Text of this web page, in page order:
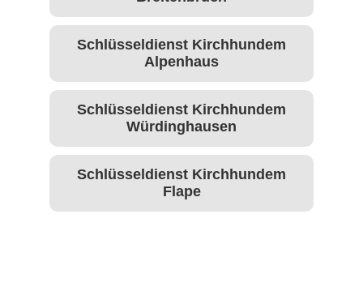
Schlüsseldienst Kirchhundem
Alpenhaus
Schlüsseldienst Kirchhundem
Würdinghausen
Schlüsseldienst Kirchhundem
Flape